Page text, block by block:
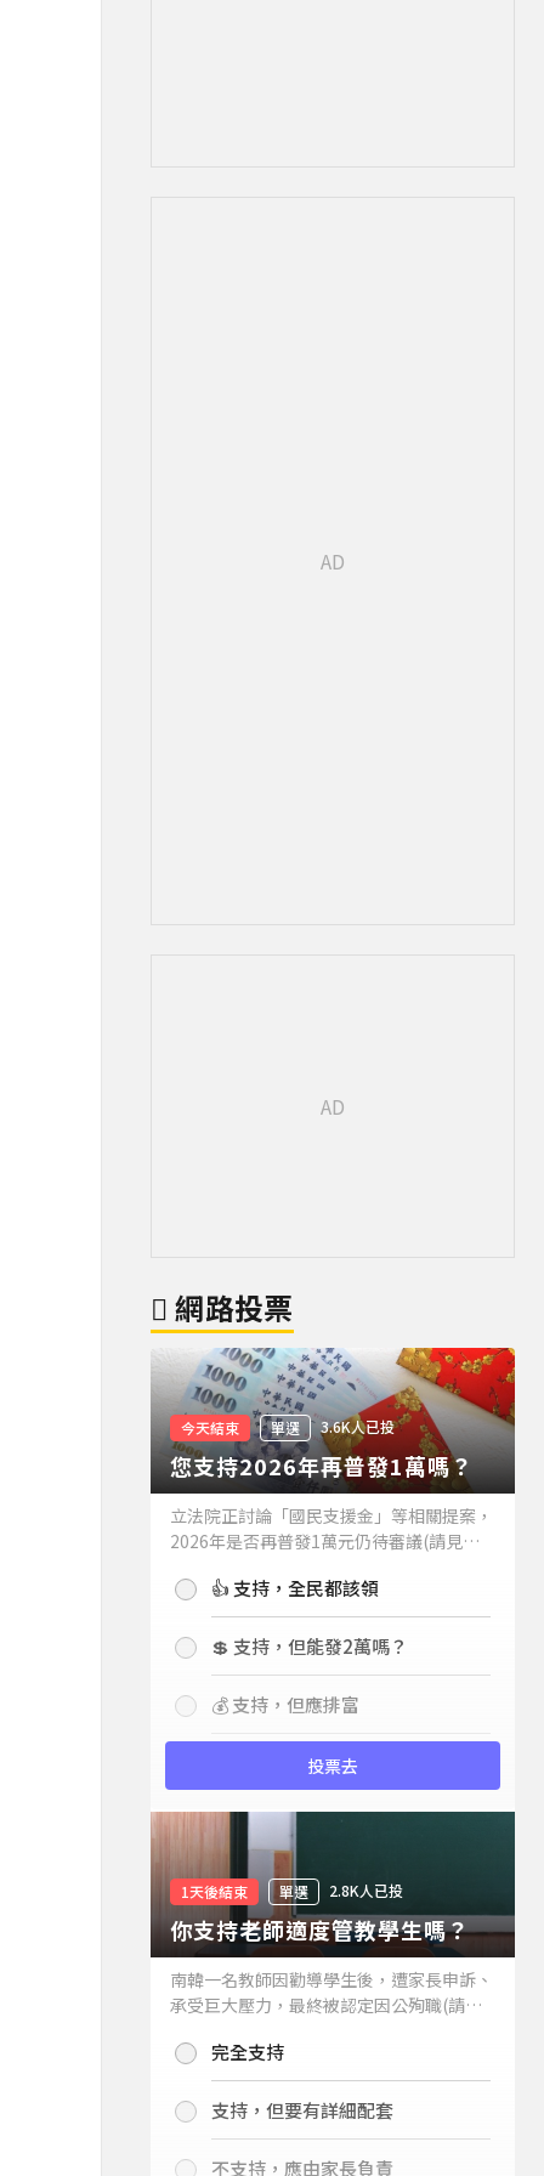
網路投票
今天結束 單選 3.6K人已投
您支持2026年再普發1萬嗎？
立法院正討論「國民支援金」等相關提案，
2026年是否再普發1萬元仍待審議(請見下
持嗎？👍 支持，全民都該領
💲 支持，但能發2萬嗎？
💰 支持，但應排富
投票去
1天後結束 單選 2.8K人已投
你支持老師適度管教學生嗎？
南韓一名教師因勸導學生後，遭家長申訴、
承受巨大壓力，最終被認定因公殉職(請見
你支持老師適度管教學生嗎？
完全支持
支持，但要有詳細配套
不支持，應由家長負責